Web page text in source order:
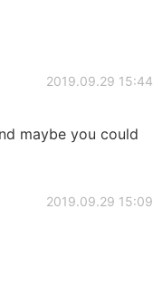
2019.09.29 15:44
maybe you could
2019.09.29 15:09